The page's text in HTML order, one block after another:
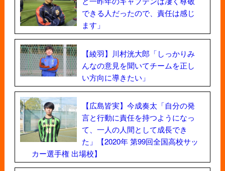
できる人だったので、責任は感じ
ます」
【綾羽】川村洸大郎「しっかりみ
んなの意見を聞いてチームを正し
い方向に導きたい」
【広島皆実】今成奏太「自分の発
言と行動に責任を持つようになっ
て、一人の人間として成長でき
た」【2020年 第99回全国高校サッ
カー選手権 出場校】